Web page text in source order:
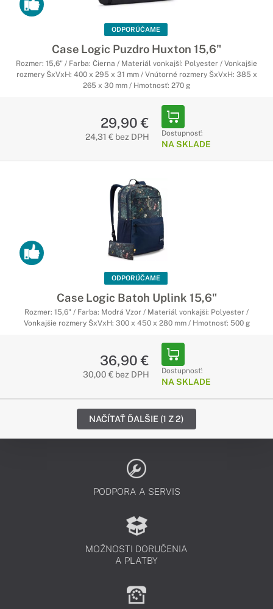
ODPORÚČAME
Case Logic Puzdro Huxton 15,6"
Rozmer: 15,6" / Farba: Čierna / Materiál vonkajší: Polyester / Vonkajšie
rozmery ŠxVxH: 400 x 295 x 31 mm / Vnútorné rozmery ŠxVxH: 385 x
265 x 30 mm / Hmotnosť: 270 g
29,90 €
24,31 € bez DPH Dostupnosť:
NA SKLADE
ODPORÚČAME
Case Logic Batoh Uplink 15,6"
Rozmer: 15,6" / Farba: Modrá Vzor / Materiál vonkajší: Polyester /
Vonkajšie rozmery ŠxVxH: 300 x 450 x 280 mm / Hmotnosť: 500 g
36,90 €
30,00 € bez DPH Dostupnosť:
NA SKLADE
NAČÍTAŤ ĎALŠIE (1 Z 2)
PODPORA A SERVIS
MOŽNOSTI DORUČENIA
A PLATBY